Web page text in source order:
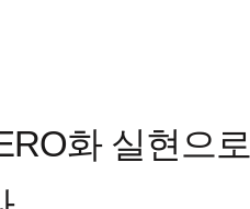
화 실현으로